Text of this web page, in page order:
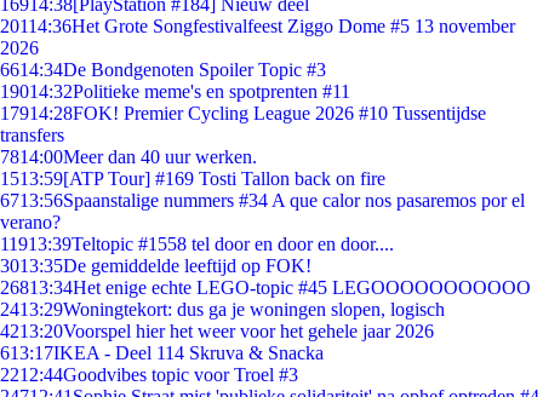
16914:38[PlayStation #184] Nieuw deel
20114:36Het Grote Songfestivalfeest Ziggo Dome #5 13 november
2026
6614:34De Bondgenoten Spoiler Topic #3
19014:32Politieke meme's en spotprenten #11
17914:28FOK! Premier Cycling League 2026 #10 Tussentijdse
transfers
7814:00Meer dan 40 uur werken.
1513:59[ATP Tour] #169 Tosti Tallon back on fire
6713:56Spaanstalige nummers #34 A que calor nos pasaremos por el
verano?
11913:39Teltopic #1558 tel door en door en door....
3013:35De gemiddelde leeftijd op FOK!
26813:34Het enige echte LEGO-topic #45 LEGOOOOOOOOOOO
2413:29Woningtekort: dus ga je woningen slopen, logisch
4213:20Voorspel hier het weer voor het gehele jaar 2026
613:17IKEA - Deel 114 Skruva & Snacka
2212:44Goodvibes topic voor Troel #3